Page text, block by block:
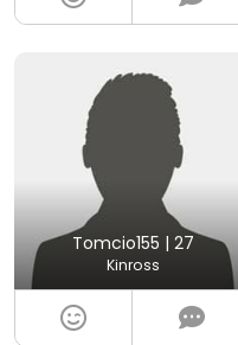
Tomcio155 | 27
Kinross